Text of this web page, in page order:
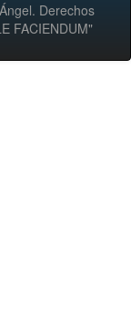
Derechos
FACIENDUM"